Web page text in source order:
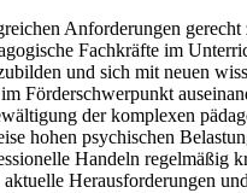
Anforderungen gerecht
Fachkräfte im
und sich mit neuen
Förderschwerpunkt
der komplexen
hohen psychischen
Handeln regelmäßig
Herausforderungen